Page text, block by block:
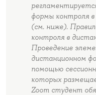
формы контроля
(см. ниже).
контроля в
Проведение
дистанционном
помощью
которых
Zoom студент